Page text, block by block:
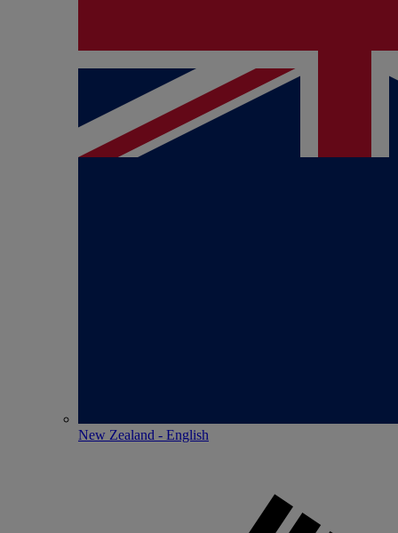
New Zealand - English